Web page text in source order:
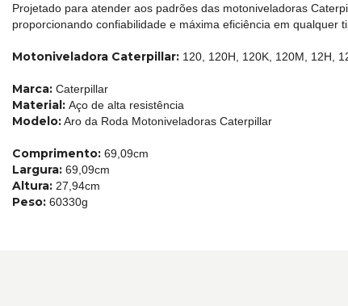
Projetado para atender aos padrões das motoniveladoras
proporcionando confiabilidade e máxima eficiência em
Motoniveladora Caterpillar: 120, 120H, 120K, 120M, 12H,
Marca: Caterpillar
Material: Aço de alta resistência
Modelo:Aro da Roda Motoniveladoras Caterpillar
Comprimento: 69,09cm
Largura: 69,09cm
Altura: 27,94cm
Peso: 60330g